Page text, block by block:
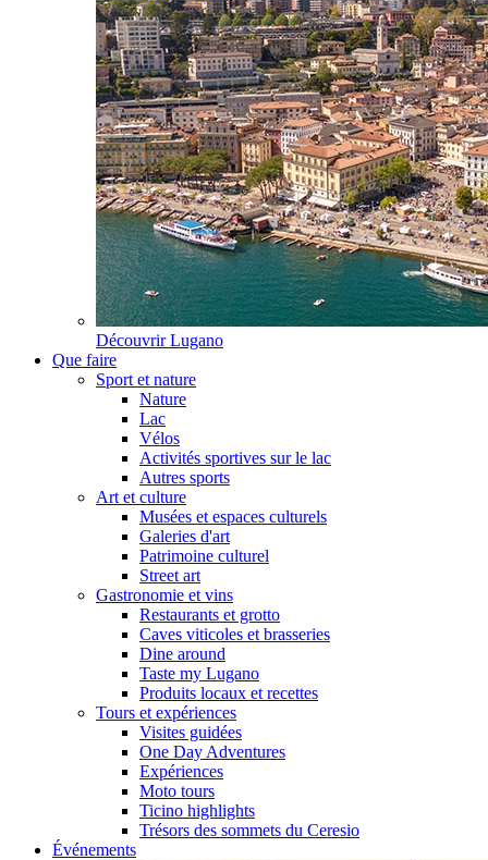
Découvrir Lugano
Que faire
Sport et nature
Nature
Lac
Vélos
Activités sportives sur le lac
Autres sports
Art et culture
Musées et espaces culturels
Galeries d'art
Patrimoine culturel
Street art
Gastronomie et vins
Restaurants et grotto
Caves viticoles et brasseries
Dine around
Taste my Lugano
Produits locaux et recettes
Tours et expériences
Visites guidées
One Day Adventures
Expériences
Moto tours
Ticino highlights
Trésors des sommets du Ceresio
Événements